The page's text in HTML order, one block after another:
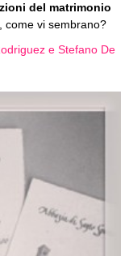
del matrimonio
, come vi sembrano?